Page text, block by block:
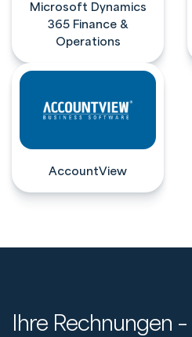
Microsoft Dynamics
365 Finance &
Operations
AccountView
Ihre Rechnungen